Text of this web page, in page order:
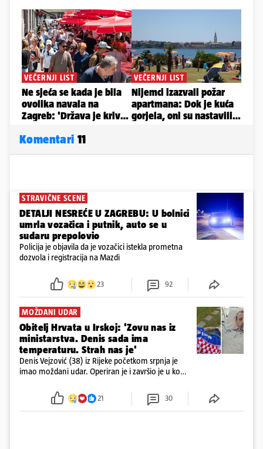
Komentari 11
STRAVIČNE SCENE
DETALJI NESREĆE U ZAGREBU: U bolnici
umrla vozačica i putnik, auto se u
sudaru prepolovio
Policija je objavila da je vozačici istekla prometna
dozvola i registracija na Mazdi
23 92
MOŽDANI UDAR
Obitelj Hrvata u Irskoj: 'Zovu nas iz
ministarstva. Denis sada ima
temperaturu. Strah nas je'
Denis Vejzović (38) iz Rijeke početkom srpnja je
imao moždani udar. Operiran je i završio je u komi.
tamošnji liječnici ne vjeruju u oporavak: 'Imamo
21 30